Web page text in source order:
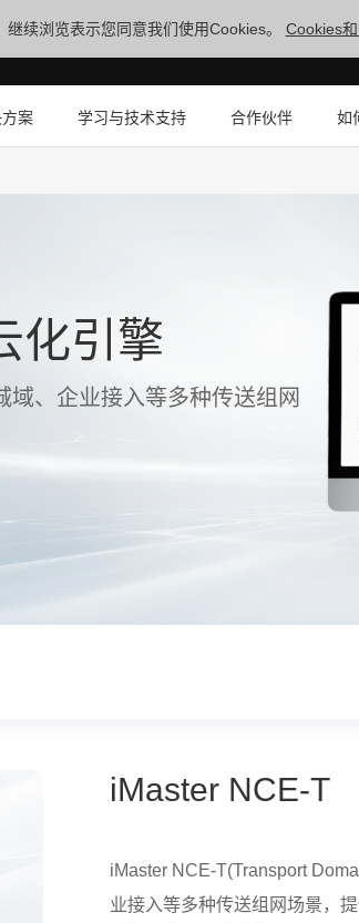
续浏览表示您同意我们使用Cookies。 Cookies
案 学习与技术支持 合作伙伴 如
化引擎
域、企业接入等多种传送组网
iMaster NCE-T
iMaster NCE-T(Transport
业接入等多种传送组网场景，